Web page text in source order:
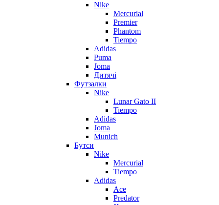
Nike
Mercurial
Premier
Phantom
Tiempo
Adidas
Puma
Joma
Дитячі
Футзалки
Nike
Lunar Gato II
Tiempo
Adidas
Joma
Munich
Бутси
Nike
Mercurial
Tiempo
Adidas
Ace
Predator